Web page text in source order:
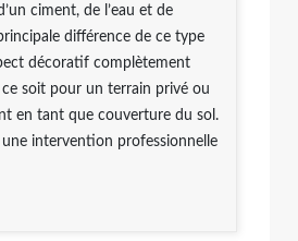
ciment, de l’eau et de
différence de ce type
décoratif complètement
soit pour un terrain privé ou
en tant que couverture du sol.
intervention professionnelle